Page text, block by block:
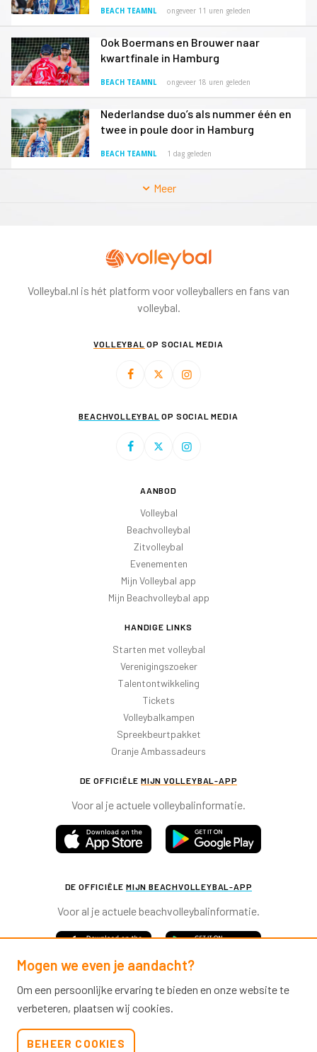
BEACH TEAMNL ongeveer 11 uren geleden
Ook Boermans en Brouwer naar
kwartfinale in Hamburg
BEACH TEAMNL ongeveer 18 uren geleden
Nederlandse duo’s als nummer één en
twee in poule door in Hamburg
BEACH TEAMNL 1 dag geleden
Meer
Volleybal.nl is hét platform voor volleyballers en fans van
volleybal.
VOLLEYBAL OP SOCIAL MEDIA
BEACHVOLLEYBAL OP SOCIAL MEDIA
AANBOD
Volleybal
Beachvolleybal
Zitvolleybal
Evenementen
Mijn Volleybal app
Mijn Beachvolleybal app
HANDIGE LINKS
Starten met volleybal
Verenigingszoeker
Talentontwikkeling
Tickets
Volleybalkampen
Spreekbeurtpakket
Oranje Ambassadeurs
DE OFFICIËLE MIJN VOLLEYBAL-APP
Voor al je actuele volleybalinformatie.
DE OFFICIËLE MIJN BEACHVOLLEYBAL-APP
Voor al je actuele beachvolleybalinformatie.
Mogen we even je aandacht?
Om een persoonlijke ervaring te bieden en onze website te
verbeteren, plaatsen wij cookies.
BEHEER COOKIES